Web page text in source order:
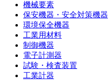
機械要素
保安機器・安全対策機器
環境保全機器
工業用材料
制御機器
電子計測器
試験・検査装置
工業計器